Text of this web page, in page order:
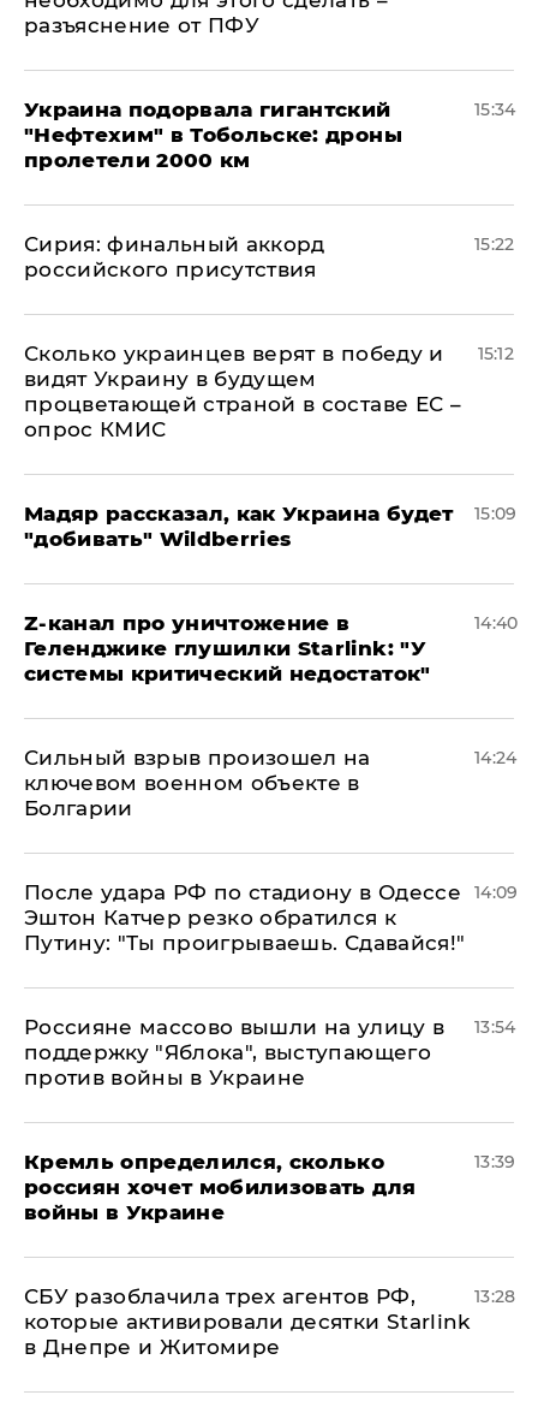
разъяснение от ПФУ
Украина подорвала гигантский
"Нефтехим" в Тобольске: дроны
пролетели 2000 км
15:34
​Сирия: финальный аккорд
российского присутствия
15:22
Сколько украинцев верят в победу и
видят Украину в будущем
процветающей страной в составе ЕС –
опрос КМИС
15:12
Мадяр рассказал, как Украина будет
"добивать" Wildberries
15:09
Z-канал про уничтожение в
Геленджике глушилки Starlink: "У
системы критический недостаток"
14:40
Сильный взрыв произошел на
ключевом военном объекте в
Болгарии
14:24
После удара РФ по стадиону в Одессе
Эштон Катчер резко обратился к
Путину: "Ты проигрываешь. Сдавайся!"
14:09
Россияне массово вышли на улицу в
поддержку "Яблока", выступающего
против войны в Украине
13:54
Кремль определился, сколько
россиян хочет мобилизовать для
войны в Украине
13:39
СБУ разоблачила трех агентов РФ,
которые активировали десятки Starlink
в Днепре и Житомире
13:28